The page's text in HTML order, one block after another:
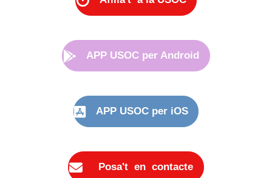
APP USOC per Android
APP USOC per iOS
Posa't en contacte